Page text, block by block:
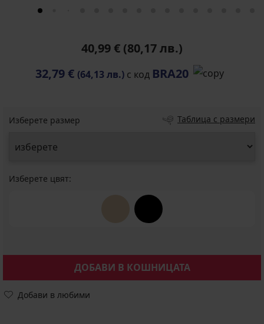
40,99 € (80,17 лв.)
32,79 € (64,13 лв.) с код BRA20
Изберете размер Таблица с размери
Изберете цвят:
ДОБАВИ В КОШНИЦАТА
Добави в любими